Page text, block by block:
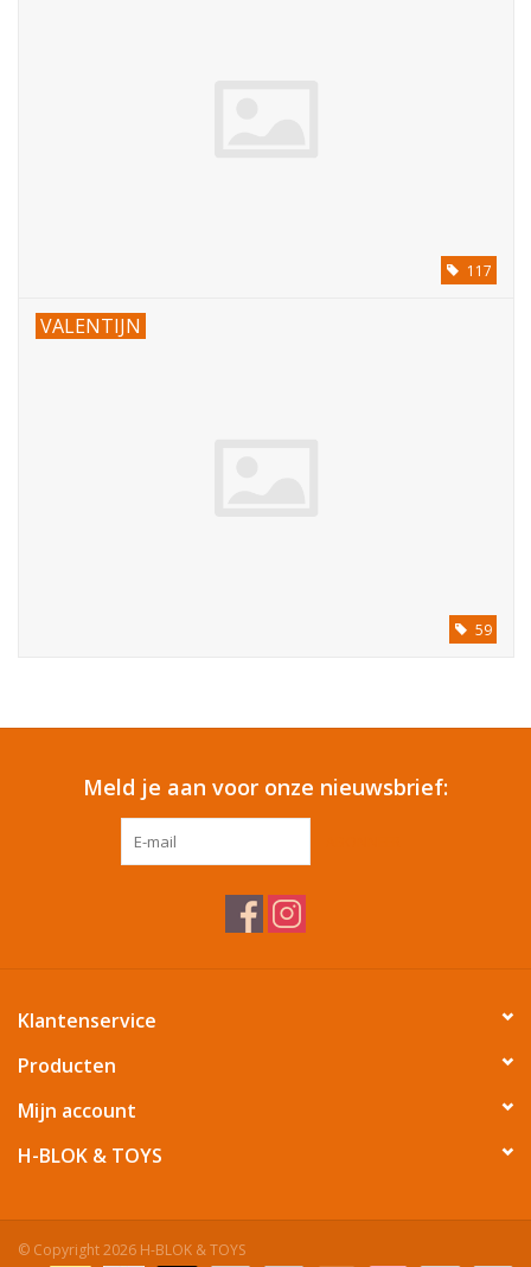
117
VALENTIJN
59
Meld je aan voor onze nieuwsbrief:
Klantenservice
Producten
Mijn account
H-BLOK & TOYS
© Copyright 2026 H-BLOK & TOYS